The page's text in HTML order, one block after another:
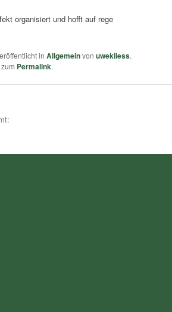
organisiert und hofft auf rege
inAllgemeinvonuwekliess.
Permalink.